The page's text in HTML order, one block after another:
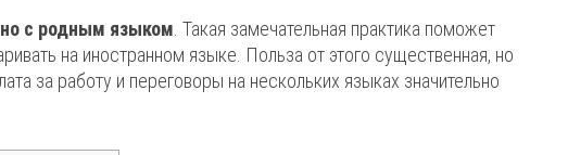
с родным языком . Такая замечательная практика поможет
на иностранном языке. Польза от этого существенная, но
за работу и переговоры на нескольких языках значительно